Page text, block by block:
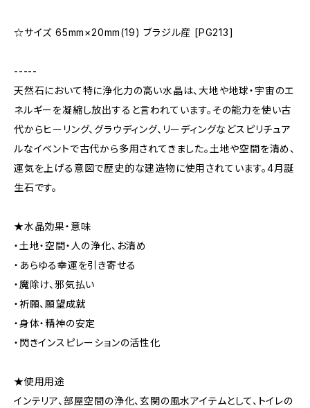
☆サイズ 65mm×20mm(19) ブラジル産 [PG213]
-----
天然石において特に浄化力の高い水晶は、大地や地球・宇宙のエ
ネルギーを凝縮し放出すると言われています。その能力を使い古
代からヒーリング、グラウディング、リーディングなどスピリチュア
ルなイベントで古代から多用されてきました。土地や空間を清め、
運気を上げる意図で歴史的な建造物に使用されています。4月誕
生石です。
★水晶効果・意味
・土地・空間・人の浄化、お清め
・あらゆる幸運を引き寄せる
・魔除け、邪気払い
・祈願、願望成就
・身体・精神の安定
・閃きインスピレーションの活性化
★使用用途
インテリア、部屋空間の浄化、玄関の風水アイテムとして、トイレの